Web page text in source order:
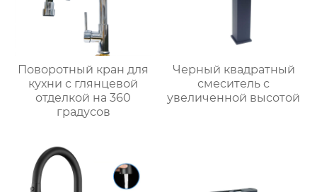
Поворотный кран для
кухни с глянцевой
отделкой на 360
градусов
Черный квадратный
смеситель с
увеличенной высотой